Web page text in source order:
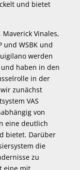
und bietet
Vinales,
und WSBK und
werden
haben in den
in der
zunächst
VAS
von
eine deutlich
bietet. Darüber
die
zu